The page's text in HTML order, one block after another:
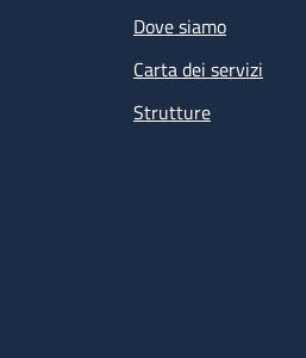
Dove siamo
Carta dei servizi
Strutture